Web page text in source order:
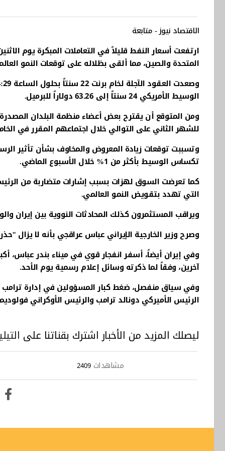
الاقتصاد نيوز - متابعة
ارتفعت أسعار النفط قليلاً في التعاملات المبكرة يوم
المتحدة والصين، مما ألقى بظلاله على توقعات النمو
الوسيط الأمريكي 24 سنتاً إلى 63.26 دولاراً للبرميل.
ومن المتوقع أن يقترح بعض أعضاء منظمة البلدان المصدرة
للشهر الثاني على التوالي خلال اجتماعهم المقرر في
وتسببت توقعات زيادة المعروض والمخاوف بشأن تأثير
تكساس الوسيط بأكثر من 1% خلال الأسبوع الماضي.
كما تعرضت السوق لهزات بسبب إشارات متضاربة من
التي تهدد بتقويض النمو العالمي.
ويراقب المستثمرون كذلك المحادثات النووية بين إيران
وصرح وزير الخارجية الإيراني عباس عراقجي بأنه لا يزال
آخرين، وفقاً لما ذكرته وسائل إعلام رسمية يوم الأحد.
وفي سياق منفصل، ضغط كبار المسؤولين في إدارة ترامب
الرئيس الأميركي دونالد ترامب والرئيس الأوكراني
ليصلك المزيد من الأخبار اشترك بقناتنا على
مشاهدات 2409